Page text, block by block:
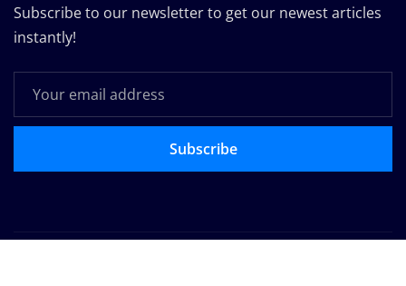
Subscribe to our newsletter to get our newest articles
instantly!
Subscribe